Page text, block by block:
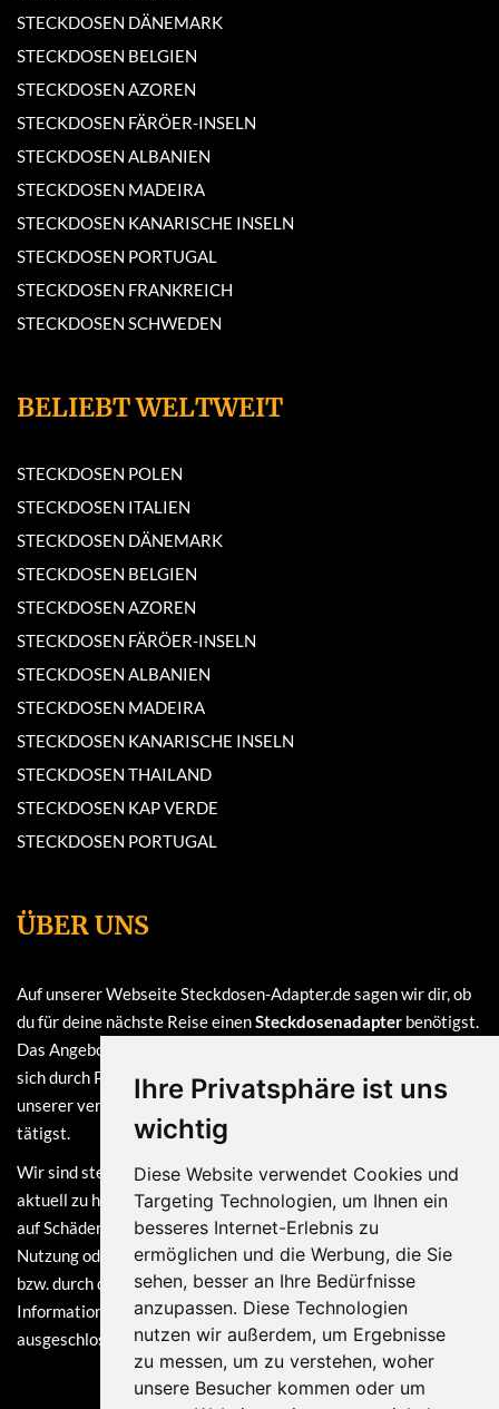
Ihre Privatsphäre ist uns
wichtig
Diese Website verwendet Cookies und
Targeting Technologien, um Ihnen ein
besseres Internet-Erlebnis zu
ermöglichen und die Werbung, die Sie
sehen, besser an Ihre Bedürfnisse
anzupassen. Diese Technologien
nutzen wir außerdem, um Ergebnisse
zu messen, um zu verstehen, woher
unsere Besucher kommen oder um
STECKDOSEN DÄNEMARK
STECKDOSEN BELGIEN
STECKDOSEN AZOREN
STECKDOSEN FÄRÖER-INSELN
STECKDOSEN ALBANIEN
STECKDOSEN MADEIRA
STECKDOSEN KANARISCHE INSELN
STECKDOSEN PORTUGAL
STECKDOSEN FRANKREICH
STECKDOSEN SCHWEDEN
BELIEBT WELTWEIT
STECKDOSEN POLEN
STECKDOSEN ITALIEN
STECKDOSEN DÄNEMARK
STECKDOSEN BELGIEN
STECKDOSEN AZOREN
STECKDOSEN FÄRÖER-INSELN
STECKDOSEN ALBANIEN
STECKDOSEN MADEIRA
STECKDOSEN KANARISCHE INSELN
STECKDOSEN THAILAND
STECKDOSEN KAP VERDE
STECKDOSEN PORTUGAL
ÜBER UNS
Auf unserer Webseite Steckdosen-Adapter.de sagen wir dir, ob
du für deine nächste Reise einenSteckdosenadapter benötigst.
Das Angebot auf dieser Webseite ist
sich durch Provisionen, die wir erhalten, sofern du bei einem
unserer verlinkten Partner (z.B. Amazon) eine Bestellung
tätigst.
Wir sind stets bemüht, die Informationen auf dieser Webseite
aktuell zu halten. Dennoch sind Haftungsansprüche, welche sich
auf Schäden materieller oder ideeller Art beziehen, die durch die
Nutzung oder Nichtnutzung der dargebotenen Informationen
bzw. durch die Nutzung fehlerhafter und unvollständiger
Informationen verursacht wurden, grundsätzlich
ausgeschlossen.